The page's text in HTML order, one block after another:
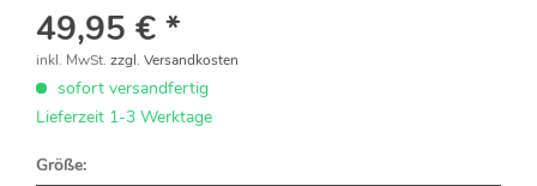
49,95 € *
inkl. MwSt. zzgl. Versandkosten
sofort versandfertig
Lieferzeit 1-3 Werktage
Größe: